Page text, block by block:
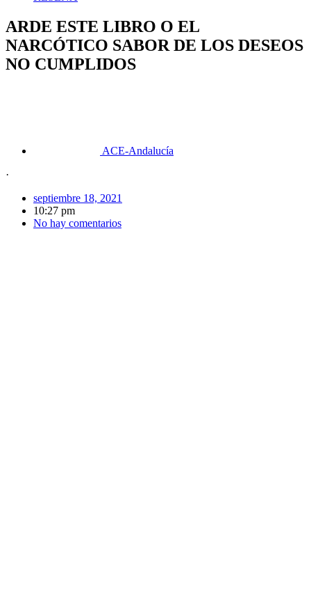
ARDE ESTE LIBRO O EL
NARCÓTICO SABOR DE LOS DESEOS
NO CUMPLIDOS
ACE-Andalucía
·
septiembre 18, 2021
10:27 pm
No hay comentarios